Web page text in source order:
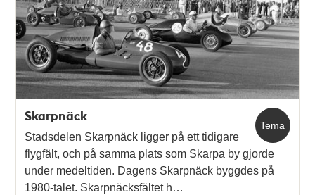
Tema
Skarpnäck
Stadsdelen Skarpnäck ligger på ett tidigare
flygfält, och på samma plats som Skarpa by gjorde
under medeltiden. Dagens Skarpnäck byggdes på
1980-talet. Skarpnäcksfältet h…